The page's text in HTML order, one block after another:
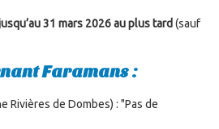
31 mars 2026 au plus tard (sauf
Faramans :
de Dombes) : "Pas de